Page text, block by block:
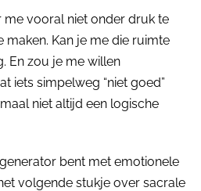
vooral niet onder druk te
maken. Kan je me die ruimte
En zou je me willen
iets simpelweg “niet goed”
niet altijd een logische
bent met emotionele
volgende stukje over sacrale